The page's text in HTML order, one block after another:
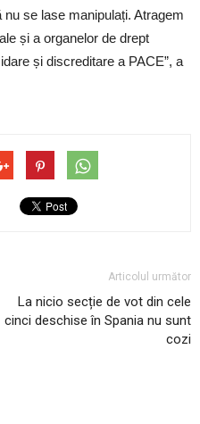
se lase manipulați. Atragem
și a organelor de drept
și discreditare a PACE”, a
Articolul următor
La nicio secție de vot din cele
cinci deschise în Spania nu sunt
cozi